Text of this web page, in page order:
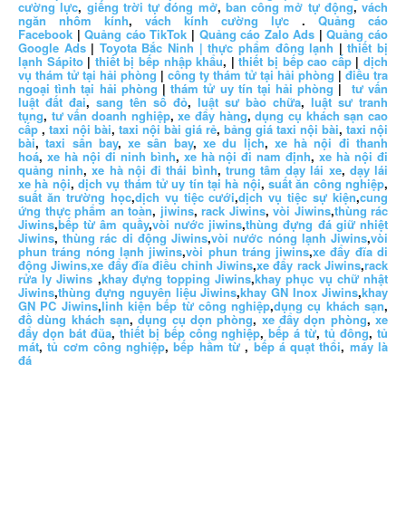
cường lực, giếng trời tự đóng mở, ban công mở tự động, vách
ngăn nhôm kính, vách kính cường lực .Quảng cáo
Facebook |Quảng cáo TikTok | Quảng cáo Zalo Ads |Quảng cáo
Google Ads| Toyota Bắc Ninh | thực phẩm đông lạnh |thiết bị
lạnh Sápito |thiết bị bếp nhập khẩu, |thiết bị bếp cao cấp|dịch
vụ thám tử tại hải phòng | công ty thám tử tại hải phòng |điều tra
ngoại tình tại hải phòng |thám tử uy tín tại hải phòng | tư vấn
luật đất đai, sang tên sổ đỏ, luật sư bào chữa, luật sư tranh
tụng, tư vấn doanh nghiệp,xe đẩy hàng,dụng cụ khách sạn cao
cấp, taxi nội bài, taxi nội bài giá rẻ, bảng giá taxi nội bài, taxi nội
bài,taxi sân bay,xe sân bay,xe du lịch, xe hà nội đi thanh
hoá, xe hà nội đi ninh bình, xe hà nội đi nam định,xe hà nội đi
quảng ninh,xe hà nội đi thái bình, trung tâm dạy lái xe, dạy lái
xe hà nội,dịch vụ thám tử uy tín tại hà nội,suất ăn công nghiệp,
suất ăn trường học,dịch vụ tiệc cưới,dịch vụ tiệc sự kiện,cung
ứng thực phẩm an toàn, jiwins, rack Jiwins, vòi Jiwins,thùng rác
Jiwins,bếp từ âm quầy,vòi nước jiwins,thùng đựng đá giữ nhiệt
Jiwins,thùng rác di động Jiwins,vòi nước nóng lạnh Jiwins,vòi
phun tráng nóng lạnh jiwins,vòi phun tráng jiwins,xe đẩy đĩa di
động Jiwins,xe đẩy đĩa điều chỉnh Jiwins,xe đẩy rack Jiwins,rack
rửa ly Jiwins ,khay đựng topping Jiwins,khay phục vụ chữ nhật
Jiwins,thùng đựng nguyên liệu Jiwins,khay GN Inox Jiwins,khay
GN PC Jiwins,linh kiện bếp từ công nghiệp,dụng cụ khách sạn,
đồ dùng khách sạn,dụng cụ dọn phòng,xe đẩy dọn phòng,xe
đẩy dọn bát đũa,thiết bị bếp công nghiệp,bếp á từ,tủ đông,tủ
mát,tủ cơm công nghiệp,bếp hầm từ ,bếp á quạt thổi, máy là
đá